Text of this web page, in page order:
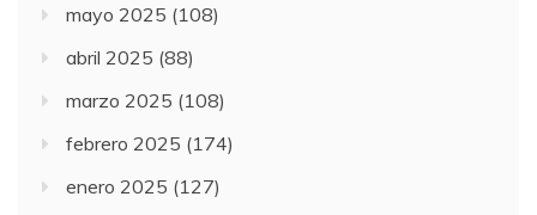
mayo 2025 (108)
abril 2025 (88)
marzo 2025 (108)
febrero 2025 (174)
enero 2025 (127)